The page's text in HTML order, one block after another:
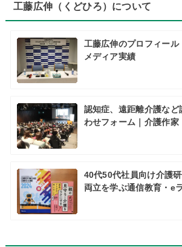
工藤広伸（くどひろ）について
工藤広伸のプロフィール
メディア実績
認知症、遠距離介護など
わせフォーム｜介護作家
40代50代社員向け介護
両立を学ぶ通信教育・e